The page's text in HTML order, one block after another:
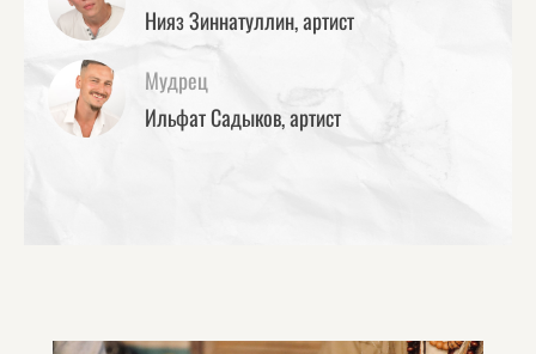
Нияз Зиннатуллин, артист
Мудрец
Ильфат Садыков, артист